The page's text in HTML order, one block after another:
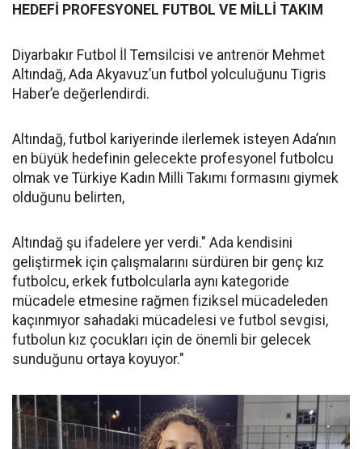
HEDEFİ PROFESYONEL FUTBOL VE MİLLİ TAKIM
Diyarbakır Futbol İl Temsilcisi ve antrenör Mehmet
Altındağ, Ada Akyavuz’un futbol yolculuğunu Tigris
Haber’e değerlendirdi.
Altındağ, futbol kariyerinde ilerlemek isteyen Ada’nın
en büyük hedefinin gelecekte profesyonel futbolcu
olmak ve Türkiye Kadın Milli Takımı formasını giymek
olduğunu belirten,
Altındağ şu ifadelere yer verdi." Ada kendisini
geliştirmek için çalışmalarını sürdüren bir genç kız
futbolcu, erkek futbolcularla aynı kategoride
mücadele etmesine rağmen fiziksel mücadeleden
kaçınmıyor sahadaki mücadelesi ve futbol sevgisi,
futbolun kız çocukları için de önemli bir gelecek
sunduğunu ortaya koyuyor."